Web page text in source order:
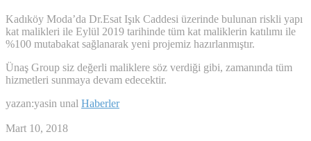
Kadıköy Moda’da Dr.Esat Işık Caddesi üzerinde bulunan riskli yapı
kat malikleri ile Eylül 2019 tarihinde tüm kat maliklerin katılımı ile
%100 mutabakat sağlanarak yeni projemiz hazırlanmıştır.
Ünaş Group siz değerli maliklere söz verdiği gibi, zamanında tüm
hizmetleri sunmaya devam edecektir.
yazan:yasin unal Haberler
Mart 10, 2018